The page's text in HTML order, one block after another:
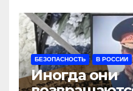
БЕЗОПАСНОСТЬ В РОССИИ
Иногда они